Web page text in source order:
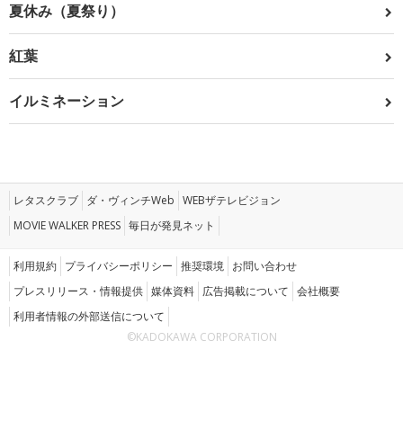
夏休み（夏祭り）
紅葉
イルミネーション
レタスクラブ ダ・ヴィンチWeb WEBザテレビジョン
MOVIE WALKER PRESS 毎日が発見ネット
利用規約 プライバシーポリシー 推奨環境 お問い合わせ
プレスリリース・情報提供 媒体資料 広告掲載について 会社概要
利用者情報の外部送信について
©KADOKAWA CORPORATION